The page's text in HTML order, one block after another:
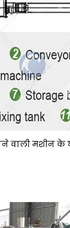
वाली मशीन के